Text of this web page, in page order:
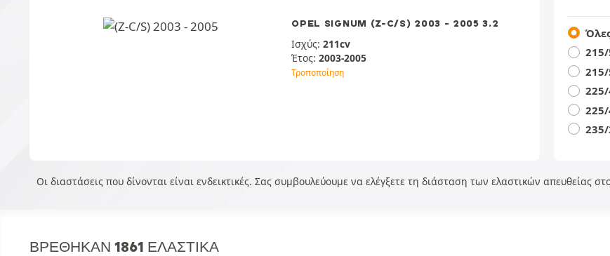
OPEL SIGNUM (Z-C/S) 2003 - 2005 3.2
Ισχύς:211cv
Έτος:2003-2005
Τροποποίηση
215/
215/
225/
225/
235/
Οι διαστάσεις που δίνονται είναι ενδεικτικές. Σας συμβουλεύουμε να ελέγξετε τη διάσταση των ελαστικών απευθείας
ΒΡΈΘΗΚΑΝ 1861 ΕΛΑΣΤΙΚΆ